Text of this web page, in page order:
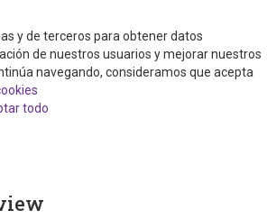
y de terceros para obtener datos
de nuestros usuarios y mejorar nuestros
navegando, consideramos que acepta
todo